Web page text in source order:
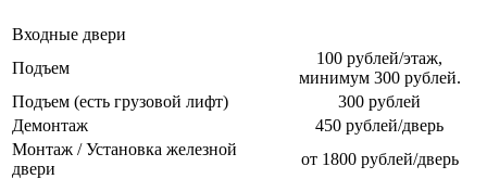
Входные двери
Подъем
100 рублей/этаж,
минимум 300 рублей.
Подъем (есть грузовой лифт)
300 рублей
Демонтаж
450 рублей/дверь
Монтаж / Установка железной
двери
от 1800 рублей/дверь